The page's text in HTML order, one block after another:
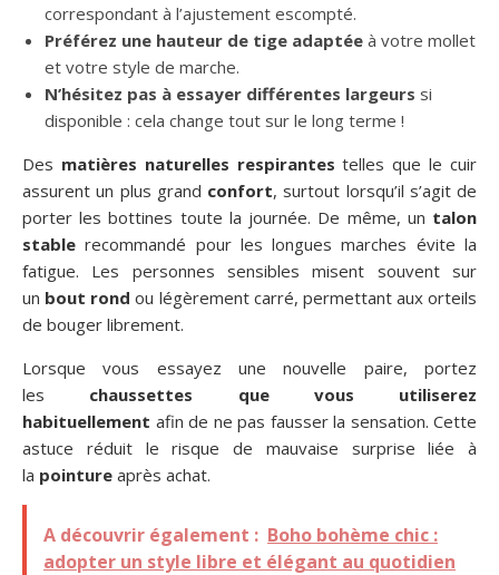
correspondant à l’ajustement escompté.
Préférez une hauteur de tige adaptée à votre mollet
et votre style de marche.
N’hésitez pas à essayer différentes largeurs si
disponible : cela change tout sur le long terme !
Des matières naturelles respirantes telles que le cuir
assurent un plus grand confort, surtout lorsqu’il s’agit de
porter les bottines toute la journée. De même, un talon
stable recommandé pour les longues marches évite la
fatigue. Les personnes sensibles misent souvent sur
un bout rond ou légèrement carré, permettant aux orteils
de bouger librement.
Lorsque vous essayez une nouvelle paire, portez
les chaussettes que vous utiliserez
habituellement afin de ne pas fausser la sensation. Cette
astuce réduit le risque de mauvaise surprise liée à
la pointure après achat.
A découvrir également : Boho bohème chic :
adopter un style libre et élégant au quotidien